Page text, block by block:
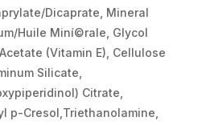
Dicaprate, Mineral
Huile Miní©rale, Glycol
(Vitamin E), Cellulose
Silicate,
Citrate,
p-Cresol,Triethanolamine,